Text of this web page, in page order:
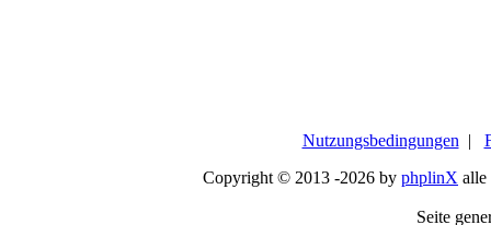
Nutzungsbedingungen |
Copyright © 2013 -2026 by phplinX alle
Seite